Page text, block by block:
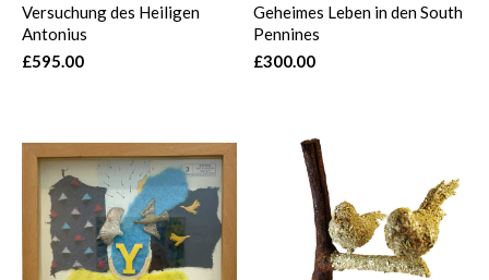
Versuchung des Heiligen
Antonius
£595.00
Geheimes Leben in den South
Pennines
£300.00